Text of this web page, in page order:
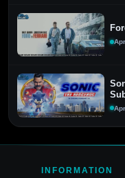
INFORMATION